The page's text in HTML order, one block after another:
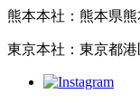
熊本本社：熊本県
東京本社：東京都